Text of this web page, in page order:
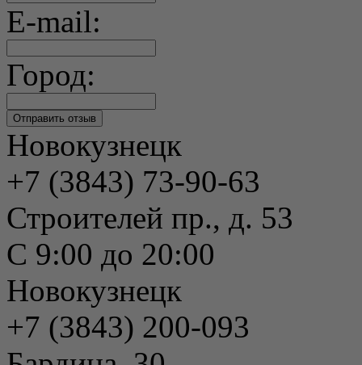
E-mail:
Город:
Новокузнецк
+7 (3843) 73-90-63
Строителей пр., д. 53
С 9:00 до 20:00
Новокузнецк
+7 (3843) 200-093